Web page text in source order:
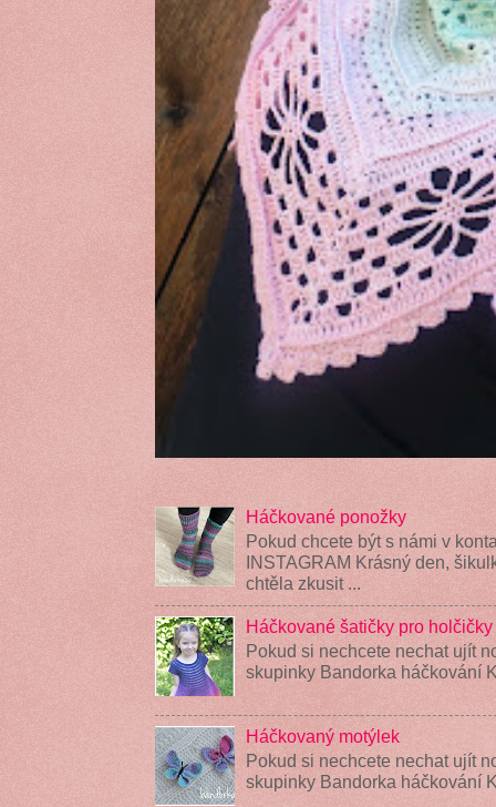
Háčkované ponožky
Pokud chcete být s námi v
INSTAGRAM Krásný den,
chtěla zkusit ...
Háčkované šatičky pro holčičky
Pokud si nechcete nechat ujít
skupinky Bandorka háčkování
Háčkovaný motýlek
Pokud si nechcete nechat ujít
skupinky Bandorka háčkování